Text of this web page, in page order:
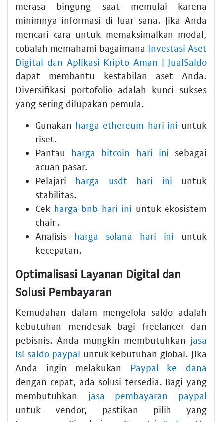
merasa bingung saat memulai karena
minimnya informasi di luar sana. Jika Anda
mencari cara untuk memaksimalkan modal,
cobalah memahami bagaimana Investasi Aset
Digital dan Aplikasi Kripto Aman | JualSaldo
dapat membantu kestabilan aset Anda.
Diversifikasi portofolio adalah kunci sukses
yang sering dilupakan pemula.
Gunakan harga ethereum hari ini untuk
riset.
Pantau harga bitcoin hari ini sebagai
acuan pasar.
Pelajari harga usdt hari ini untuk
stabilitas.
Cek harga bnb hari ini untuk ekosistem
chain.
Analisis harga solana hari ini untuk
kecepatan.
Optimalisasi Layanan Digital dan
Solusi Pembayaran
Kemudahan dalam mengelola saldo adalah
kebutuhan mendesak bagi freelancer dan
pebisnis. Anda mungkin membutuhkan jasa
isi saldo paypal untuk kebutuhan global. Jika
Anda ingin melakukan Paypal ke dana
dengan cepat, ada solusi tersedia. Bagi yang
membutuhkan jasa pembayaran paypal
untuk vendor, pastikan pilih yang